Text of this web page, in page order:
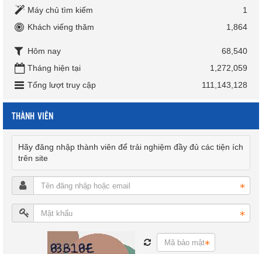
Máy chủ tìm kiếm
1
Khách viếng thăm
1,864
Hôm nay
68,540
Tháng hiện tại
1,272,059
Tổng lượt truy cập
111,143,128
THÀNH VIÊN
Hãy đăng nhập thành viên để trải nghiệm đầy đủ các tiện ích
trên site